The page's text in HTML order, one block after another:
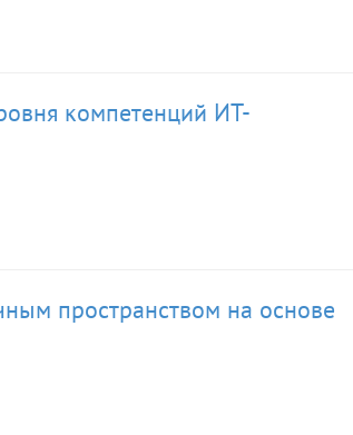
компетенций ИТ-
пространством на основе